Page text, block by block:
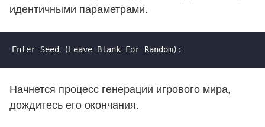
идентичными параметрами.
Enter Seed (Leave Blank For Random):
Начнется процесс генерации игрового мира,
дождитесь его окончания.